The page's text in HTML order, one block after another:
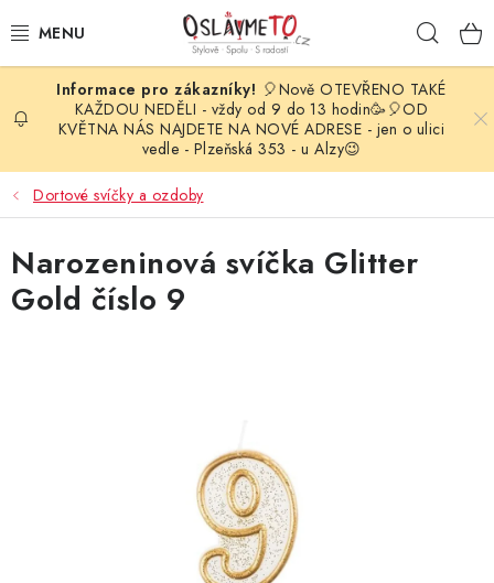
na
OSLAVA NAROZENIN
STYLOVÁ PARTY
DEKORACE A VÝZDOBA
BALÓNKY
BARVY NA OBLIČEJ A VLASY
🎈Nově OTEVŘENO TAKÉ
KAŽDOU NEDĚLI - vždy od 9 do 13 hodin🥳🎈OD
KVĚTNA NÁS NAJDETE NA NOVÉ ADRESE - jen o ulici
vedle - Plzeňská 353 - u Alzy😉
Dortové svíčky a ozdoby
Narozeninová svíčka Glitter
Gold číslo 9